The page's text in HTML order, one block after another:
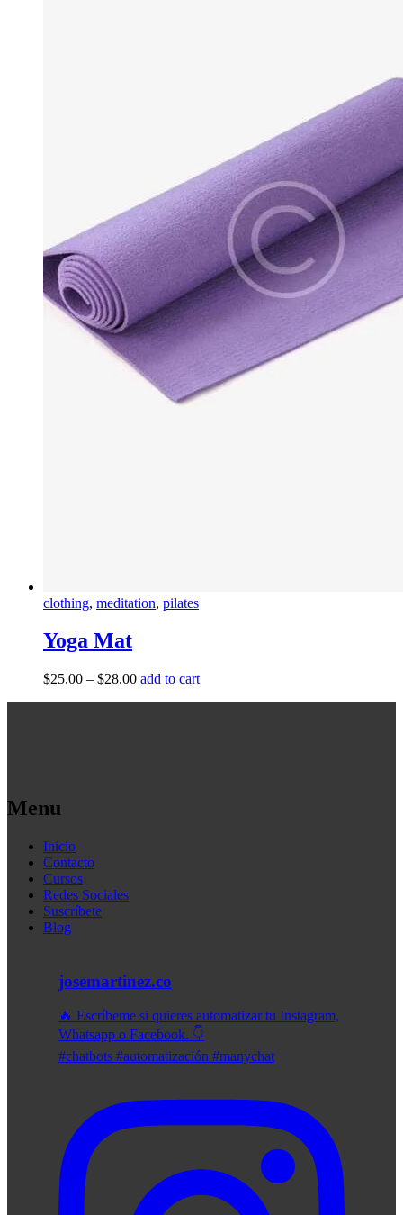
clothing, meditation, pilates
Yoga Mat
$25.00 – $28.00 add to cart
Menu
Inicio
Contacto
Cursos
Redes Sociales
Suscríbete
Blog
josemartinez.co
🔥 Escríbeme si quieres automatizar tu Instagram,
Whatsapp o Facebook. 👇
#chatbots #automatización #manychat